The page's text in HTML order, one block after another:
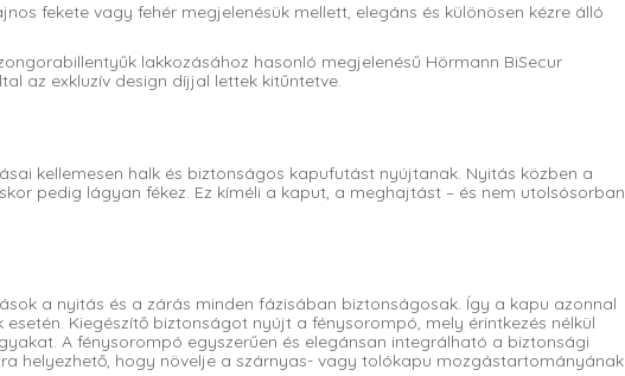
fekete vagy fehér megjelenésük mellett, elegáns és különösen kézre álló
lakkozásához hasonló megjelenésű Hörmann BiSecur
az exkluzív design díjjal lettek kitűntetve.
kellemesen halk és biztonságos kapufutást nyújtanak. Nyitás közben a
pedig lágyan fékez. Ez kíméli a kaput, a meghajtást – és nem utolsósorban
a nyitás és a zárás minden fázisában biztonságosak. Így a kapu azonnal
Kiegészítő biztonságot nyújt a fénysorompó, mely érintkezés nélkül
A fénysorompó egyszerűen és elegánsan integrálható a biztonsági
helyezhető, hogy növelje a szárnyas- vagy tolókapu mozgástartományának